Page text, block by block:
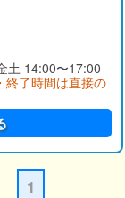
土 14:00〜17:00
終了時間は直接の
1